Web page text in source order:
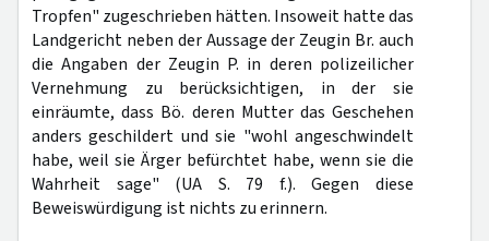
Tropfen" zugeschrieben hätten. Insoweit hatte das
Landgericht neben der Aussage der Zeugin Br. auch
die Angaben der Zeugin P. in deren polizeilicher
Vernehmung zu berücksichtigen, in der sie
einräumte, dass Bö. deren Mutter das Geschehen
anders geschildert und sie "wohl angeschwindelt
habe, weil sie Ärger befürchtet habe, wenn sie die
Wahrheit sage" (UA S. 79 f.). Gegen diese
Beweiswürdigung ist nichts zu erinnern.